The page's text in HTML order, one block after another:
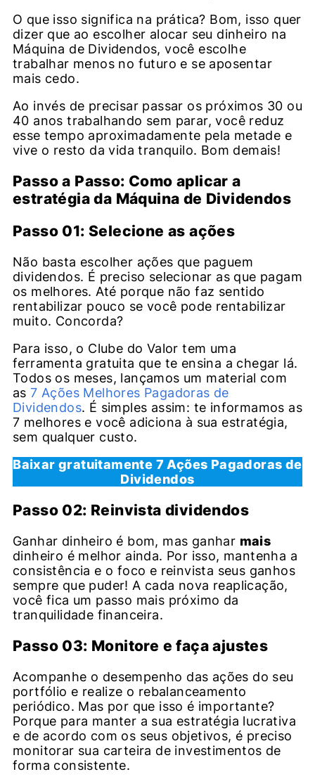
O que isso significa na prática? Bom, isso quer
dizer que ao escolher alocar seu dinheiro na
Máquina de Dividendos, você escolhe
trabalhar menos no futuro e se aposentar
mais cedo.
Ao invés de precisar passar os próximos 30 ou
40 anos trabalhando sem parar, você reduz
esse tempo aproximadamente pela metade e
vive o resto da vida tranquilo. Bom demais!
Passo a Passo: Como aplicar a
estratégia da Máquina de Dividendos
Passo 01: Selecione as ações
Não basta escolher ações que paguem
dividendos. É preciso selecionar as que pagam
os melhores. Até porque não faz sentido
rentabilizar pouco se você pode rentabilizar
muito. Concorda?
Para isso, o Clube do Valor tem uma
ferramenta gratuita que te ensina a chegar lá.
Todos os meses, lançamos um material com
as7 Ações Melhores Pagadoras de
Dividendos. É simples assim: te informamos as
7 melhores e você adiciona à sua estratégia,
sem qualquer custo.
Baixar gratuitamente 7 Ações Pagadoras de
Dividendos
Passo 02: Reinvista dividendos
Ganhar dinheiro é bom, mas ganhar mais
dinheiro é melhor ainda. Por isso, mantenha a
consistência e o foco e reinvista seus ganhos
sempre que puder! A cada nova reaplicação,
você fica um passo mais próximo da
tranquilidade financeira.
Passo 03: Monitore e faça ajustes
Acompanhe o desempenho das ações do seu
portfólio e realize o rebalanceamento
periódico. Mas por que isso é importante?
Porque para manter a sua estratégia lucrativa
e de acordo com os seus objetivos, é preciso
monitorar sua carteira de investimentos de
forma consistente.